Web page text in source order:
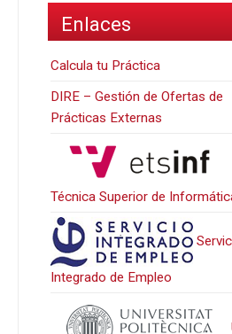
Enlaces
Calcula tu Práctica
DIRE – Gestión de Ofertas de
Prácticas Externas
Técnica Superior de
Integrado de Empleo